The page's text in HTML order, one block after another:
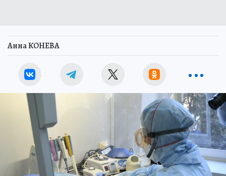
Анна КОНЕВА